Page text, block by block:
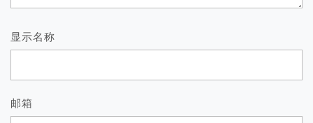
显示名称
邮箱